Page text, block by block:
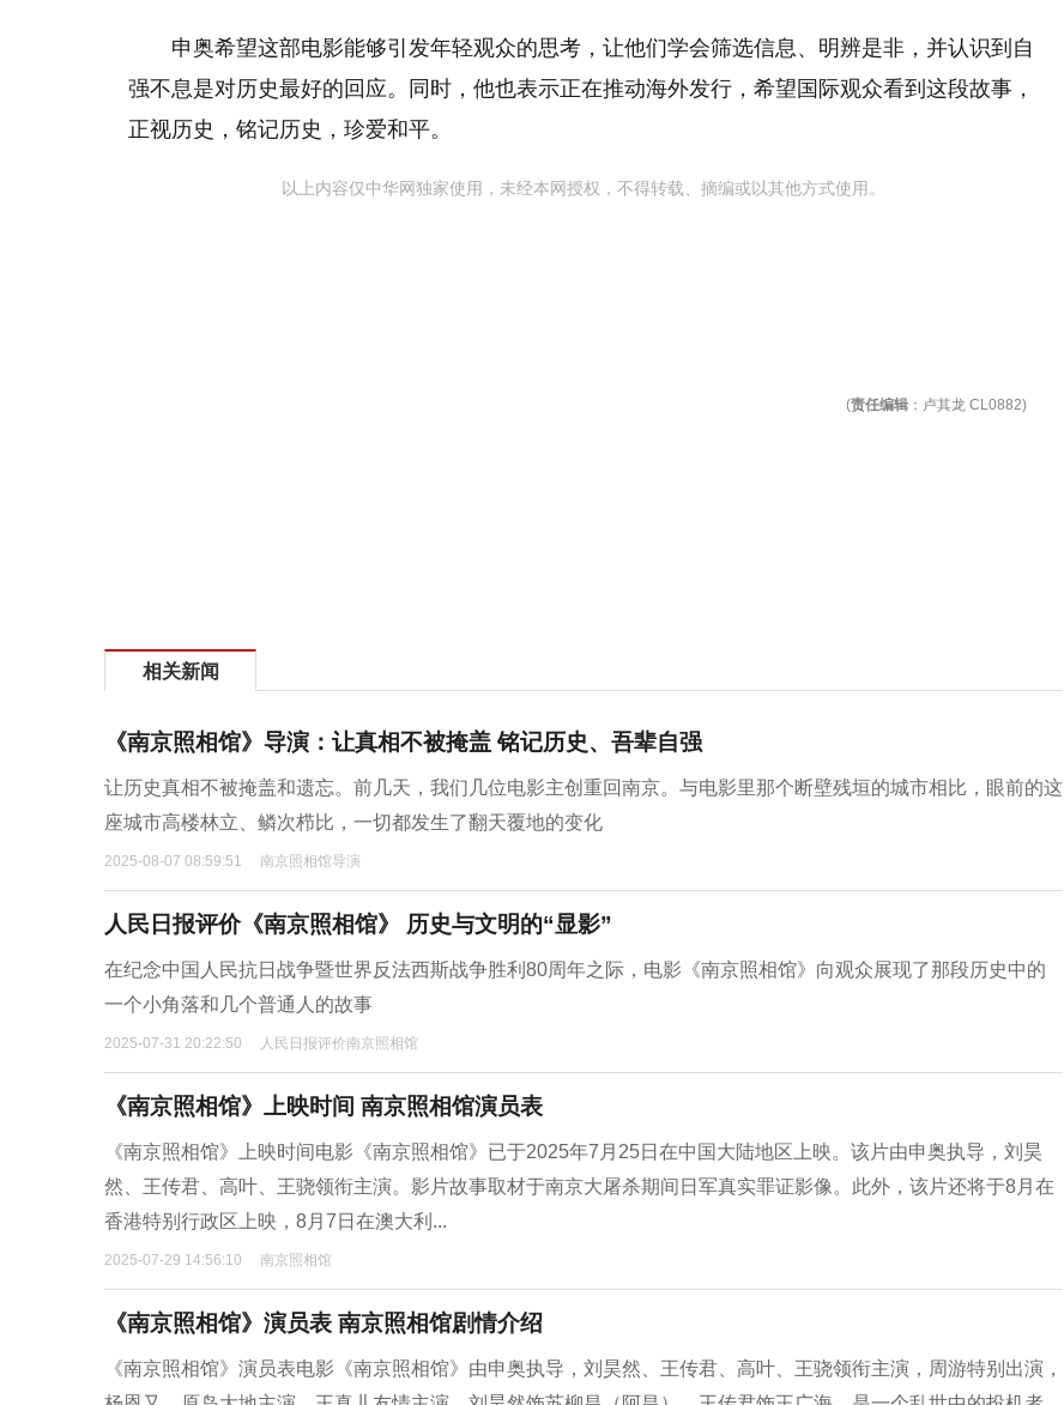
申奥希望这部电影能够引发年轻观众的思考，让他们学会筛选信息、明辨是非，并认识到自
强不息是对历史最好的回应。同时，他也表示正在推动海外发行，希望国际观众看到这段故事，
正视历史，铭记历史，珍爱和平。
以上内容仅中华网独家使用，未经本网授权，不得转载、摘编或以其他方式使用。
(责任编辑 ：卢其龙 CL0882)
相关新闻
《南京照相馆》导演：让真相不被掩盖 铭记历史、吾辈自强
让历史真相不被掩盖和遗忘。前几天，我们几位电影主创重回南京。与电影里那个断壁残垣的城市相比，眼前的这
座城市高楼林立、鳞次栉比，一切都发生了翻天覆地的变化
2025-08-07 08:59:51 南京照相馆导演
人民日报评价《南京照相馆》 历史与文明的“显影”
在纪念中国人民抗日战争暨世界反法西斯战争胜利80周年之际，电影《南京照相馆》向观众展现了那段历史中的
一个小角落和几个普通人的故事
2025-07-31 20:22:50 人民日报评价南京照相馆
《南京照相馆》上映时间 南京照相馆演员表
《南京照相馆》上映时间电影《南京照相馆》已于2025年7月25日在中国大陆地区上映。该片由申奥执导，刘昊
然、王传君、高叶、王骁领衔主演。影片故事取材于南京大屠杀期间日军真实罪证影像。此外，该片还将于8月在
香港特别行政区上映，8月7日在澳大利...
2025-07-29 14:56:10 南京照相馆
《南京照相馆》演员表 南京照相馆剧情介绍
《南京照相馆》演员表电影《南京照相馆》由申奥执导，刘昊然、王传君、高叶、王骁领衔主演，周游特别出演，